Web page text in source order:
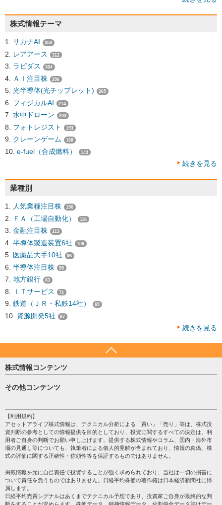
株式情報テーマ
サカナAI 350
レアアース 312
ラピダス 304
ＡＩ注目株 296
光半導体(光チップレット) 265
フィジカルAI 214
水中ドローン 203
フォトレジスト 193
クレーンゲーム 168
e-fuel（合成燃料） 143
続きを見る
業種別
人気業種注目株 156
ＦＡ（工場自動化） 116
金融注目株 113
半導体製造装置6社 109
医薬品大手10社 96
半導体注目株 95
地方銀行 83
ＩＴサービス 71
鉄道（ＪＲ・私鉄14社） 69
資源開発5社 67
続きを見る
株式情報コンテンツ
日経平均
売買シグナル
株テーマ情報
海外市況
投資カレンダー
格付け情報
その他コンテンツ
個人情報保護方針
プライバシーポリシー
会社案内
サイトマップ
過去データ
【利用規約】
アセットアライブ株式情報は、テクニカル分析による「買い」「売り」等は、株式投
資判断の参考としての情報提供を目的としており、投資に関するすべての決定は、利
用者ご自身の判断でお願い申し上げます。提供する株式情報やコラム、国内・海外市
場の見通し等についても、執筆者による個人的見解が含まれており、情報の真偽、株
式の評価に関する正確性・信頼性等を保証するものではありません。
掲載情報を元に自己責任で投資することが強く求められており、当社は一切の損害に
ついて責任を負うものではありません。日経平均株価の著作権は日本経済新聞社に帰
属します。
日経平均売買シグナルはあくまでテクニカル予想であり、投資家ご自身が最終的な判